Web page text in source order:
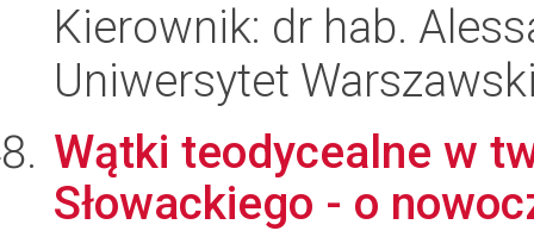
Kierownik: dr hab.
Uniwersytet
Wątki teodycealne w
Słowackiego - o